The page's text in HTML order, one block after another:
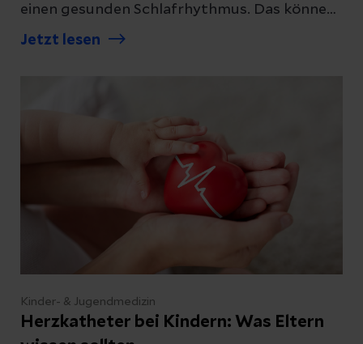
einen gesunden Schlafrhythmus. Das können
Sie tun, wenn Ihr Schlafrhythmus mal aus
Jetzt lesen
Kinder- & Jugendmedizin
Herzkatheter bei Kindern: Was Eltern